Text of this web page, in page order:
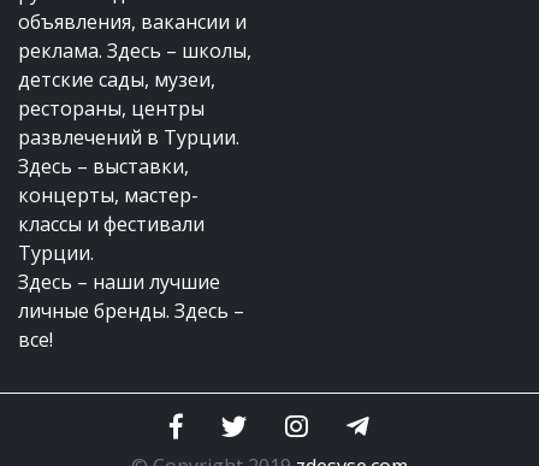
объявления, вакансии и
реклама. Здесь – школы,
детские сады, музеи,
рестораны, центры
развлечений в Турции.
Здесь – выставки,
концерты, мастер-
классы и фестивали
Турции.
Здесь – наши лучшие
личные бренды. Здесь –
все!